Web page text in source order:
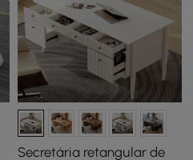
Secretária retangular de